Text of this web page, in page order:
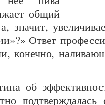
общий
значит,
Ответ
конечно,
об